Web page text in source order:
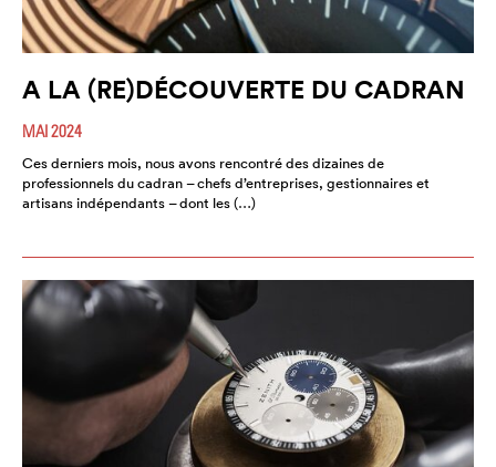
A LA (RE)DÉCOUVERTE DU CADRAN
MAI 2024
Ces derniers mois, nous avons rencontré des dizaines de
professionnels du cadran – chefs d’entreprises, gestionnaires et
artisans indépendants – dont les (…)